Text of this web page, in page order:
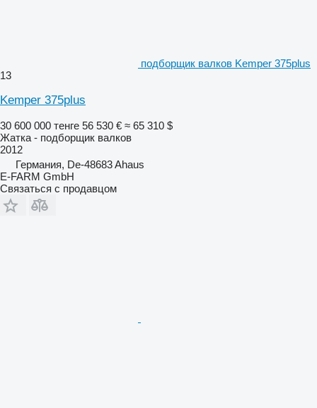
подборщик валков Kemper 375plus
13
Kemper 375plus
30 600 000 тенге 56 530 € ≈ 65 310 $
Жатка - подборщик валков
2012
Германия, De-48683 Ahaus
E-FARM GmbH
Связаться с продавцом